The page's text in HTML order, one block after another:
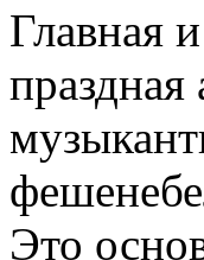
Главная
Это